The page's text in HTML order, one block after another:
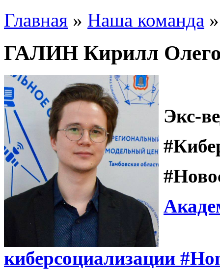
Главная » Наша команда »
ГАЛИН Кирилл
Экс-
киберсоциализации